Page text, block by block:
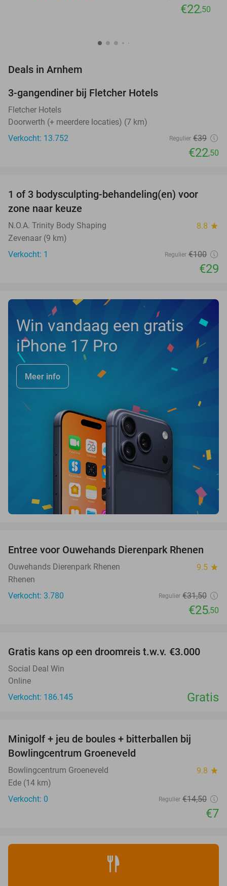
€22,50
Deals in Arnhem
3-gangendiner bij Fletcher Hotels
Fletcher Hotels
Doorwerth (+ meerdere locaties) (7 km)
Verkocht: 13.752
Regulier €39
€22,50
71%
TODAY
1 of 3 bodysculpting-behandeling(en) voor
zone naar keuze
N.O.A. Trinity Body Shaping 8.8 star
Zevenaar (9 km)
Verkocht: 1
Regulier €100
€29
Win vandaag een gratis
iPhone 17 Pro
Meer info
19%
Entree voor Ouwehands Dierenpark Rhenen
Ouwehands Dierenpark Rhenen 9.5 star
Rhenen
Verkocht: 3.780
Regulier €31,50
€25,50
Gratis kans op een droomreis t.w.v. €3.000
Social Deal Win
Online
Verkocht: 186.145
Gratis
NEW
TODAY
Minigolf + jeu de boules + bitterballen bij
Bowlingcentrum Groeneveld
Bowlingcentrum Groeneveld 9.8 star
Ede (14 km)
Verkocht: 0
Regulier €14,50
€7